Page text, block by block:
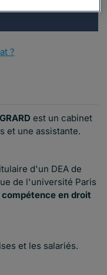
?
est un cabinet
et une assistante.
d'un DEA de
de l'université Paris
compétence en droit
et les salariés.